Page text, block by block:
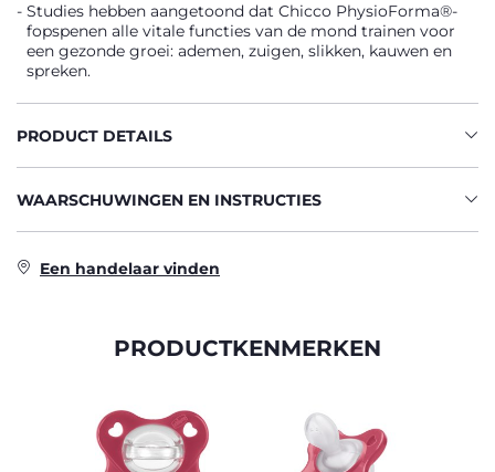
Studies hebben aangetoond dat Chicco PhysioForma®-
fopspenen alle vitale functies van de mond trainen voor
een gezonde groei: ademen, zuigen, slikken, kauwen en
spreken.
PRODUCT DETAILS
WAARSCHUWINGEN EN INSTRUCTIES
Een handelaar vinden
PRODUCTKENMERKEN